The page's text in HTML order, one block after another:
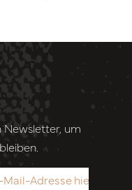
Newsletter, um